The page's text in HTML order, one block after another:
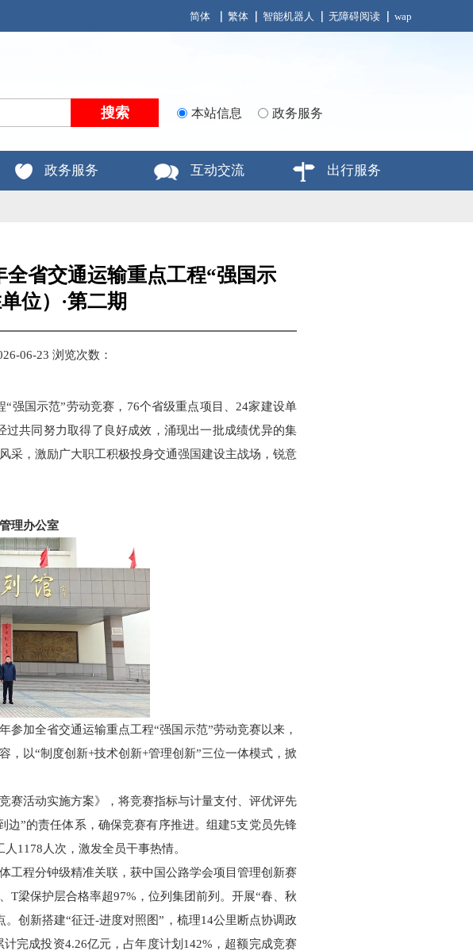
简体 繁体 智能机器人 无障碍阅读 wap
本站信息 政务服务
政务服务 互动交流 出行服务
省交通运输重点工程“强国示
位）·第二期
06-23 浏览次数：
强国示范”劳动竞赛，76个省级重点项目、24家建设单
共同努力取得了良好成效，涌现出一批成绩优异的集
采，激励广大职工积极投身交通强国建设主战场，锐意
理办公室
加全省交通运输重点工程“强国示范”劳动竞赛以来，
，以“制度创新+技术创新+管理创新”三位一体模式，掀
赛活动实施方案》，将竞赛指标与计量支付、评优评先
”的责任体系，确保竞赛有序推进。组建5支党员先锋
1178人次，激发全员干事热情。
工程分钟级精准关联，获中国公路学会项目管理创新赛
T梁保护层合格率超97%，位列集团前列。开展“春、秋
创新搭建“征迁-进度对照图”，梳理14公里断点协调政
完成投资4.26亿元，占年度计划142%，超额完成竞赛